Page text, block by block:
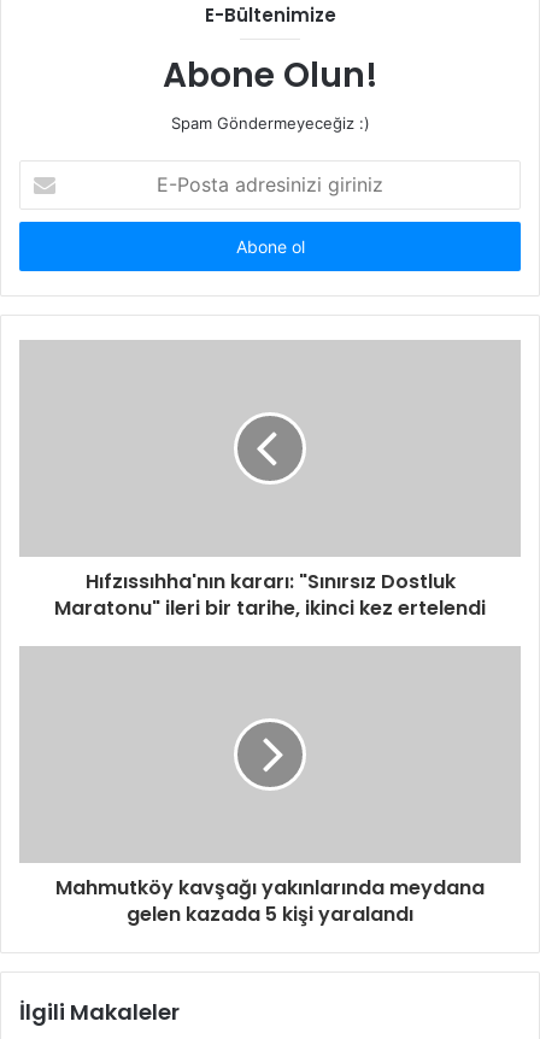
E-Bültenimize
Abone Olun!
Spam Göndermeyeceğiz :)
Posta
adresinizi
Hıfzıssıhha'nın kararı: "Sınırsız Dostluk
Maratonu" ileri bir tarihe, ikinci kez ertelendi
Mahmutköy kavşağı yakınlarında meydana
gelen kazada 5 kişi yaralandı
İlgili Makaleler